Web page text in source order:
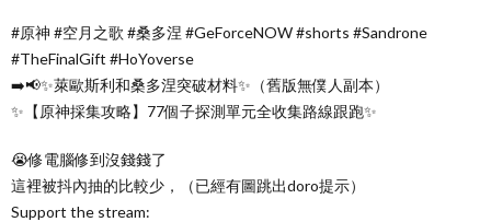
#原神 #空月之歌 #桑多涅 #GeForceNOW #shorts #Sandrone
#TheFinalGift #HoYoverse
➡️📢✨萊歐斯利和桑多涅突破材料✨（舊版無僕人副本）
✨【原神採集攻略】77個子探測單元全收集路線跟跑✨
😭修電腦修到沒錢錢了
這裡被抖內抽的比較少，（已經有圖跳出doro提示）
Support the stream: